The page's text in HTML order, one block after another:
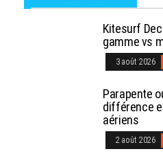
Kitesurf
gamme vs
3 août 2026
Parapente
différence
aériens
2 août 2026